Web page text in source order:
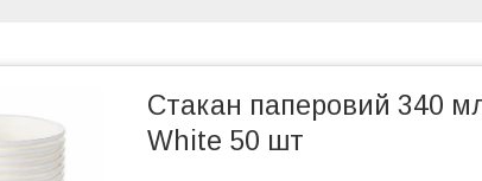
Стакан паперовий 340
White 50 шт